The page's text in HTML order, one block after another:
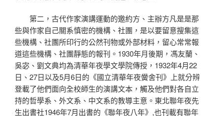
第二，古代作家演講運動的邀約方、主辦方凡是是那
些與作家自己關系慎密的機構、社團，是以要留意搜集這
些機構、社團所印行的公然刊物或外部材料，留心常常報
道這些機構、社團靜態的報刊。1930年月後期，馮友蘭、
吳宓、劉文典均為清華年夜學文學院傳授，1932年4月22
日、27日以及5月6日的《國立清華年夜黌舍刊》上就分辨
登載了他們面向全校師生的演講文本，觸及他們對各自立
持的哲學系、外文系、中文系的教導主意。東北聯年夜先
生出書社1946年7月出書的《聯年夜八年》,也刊載有聯年